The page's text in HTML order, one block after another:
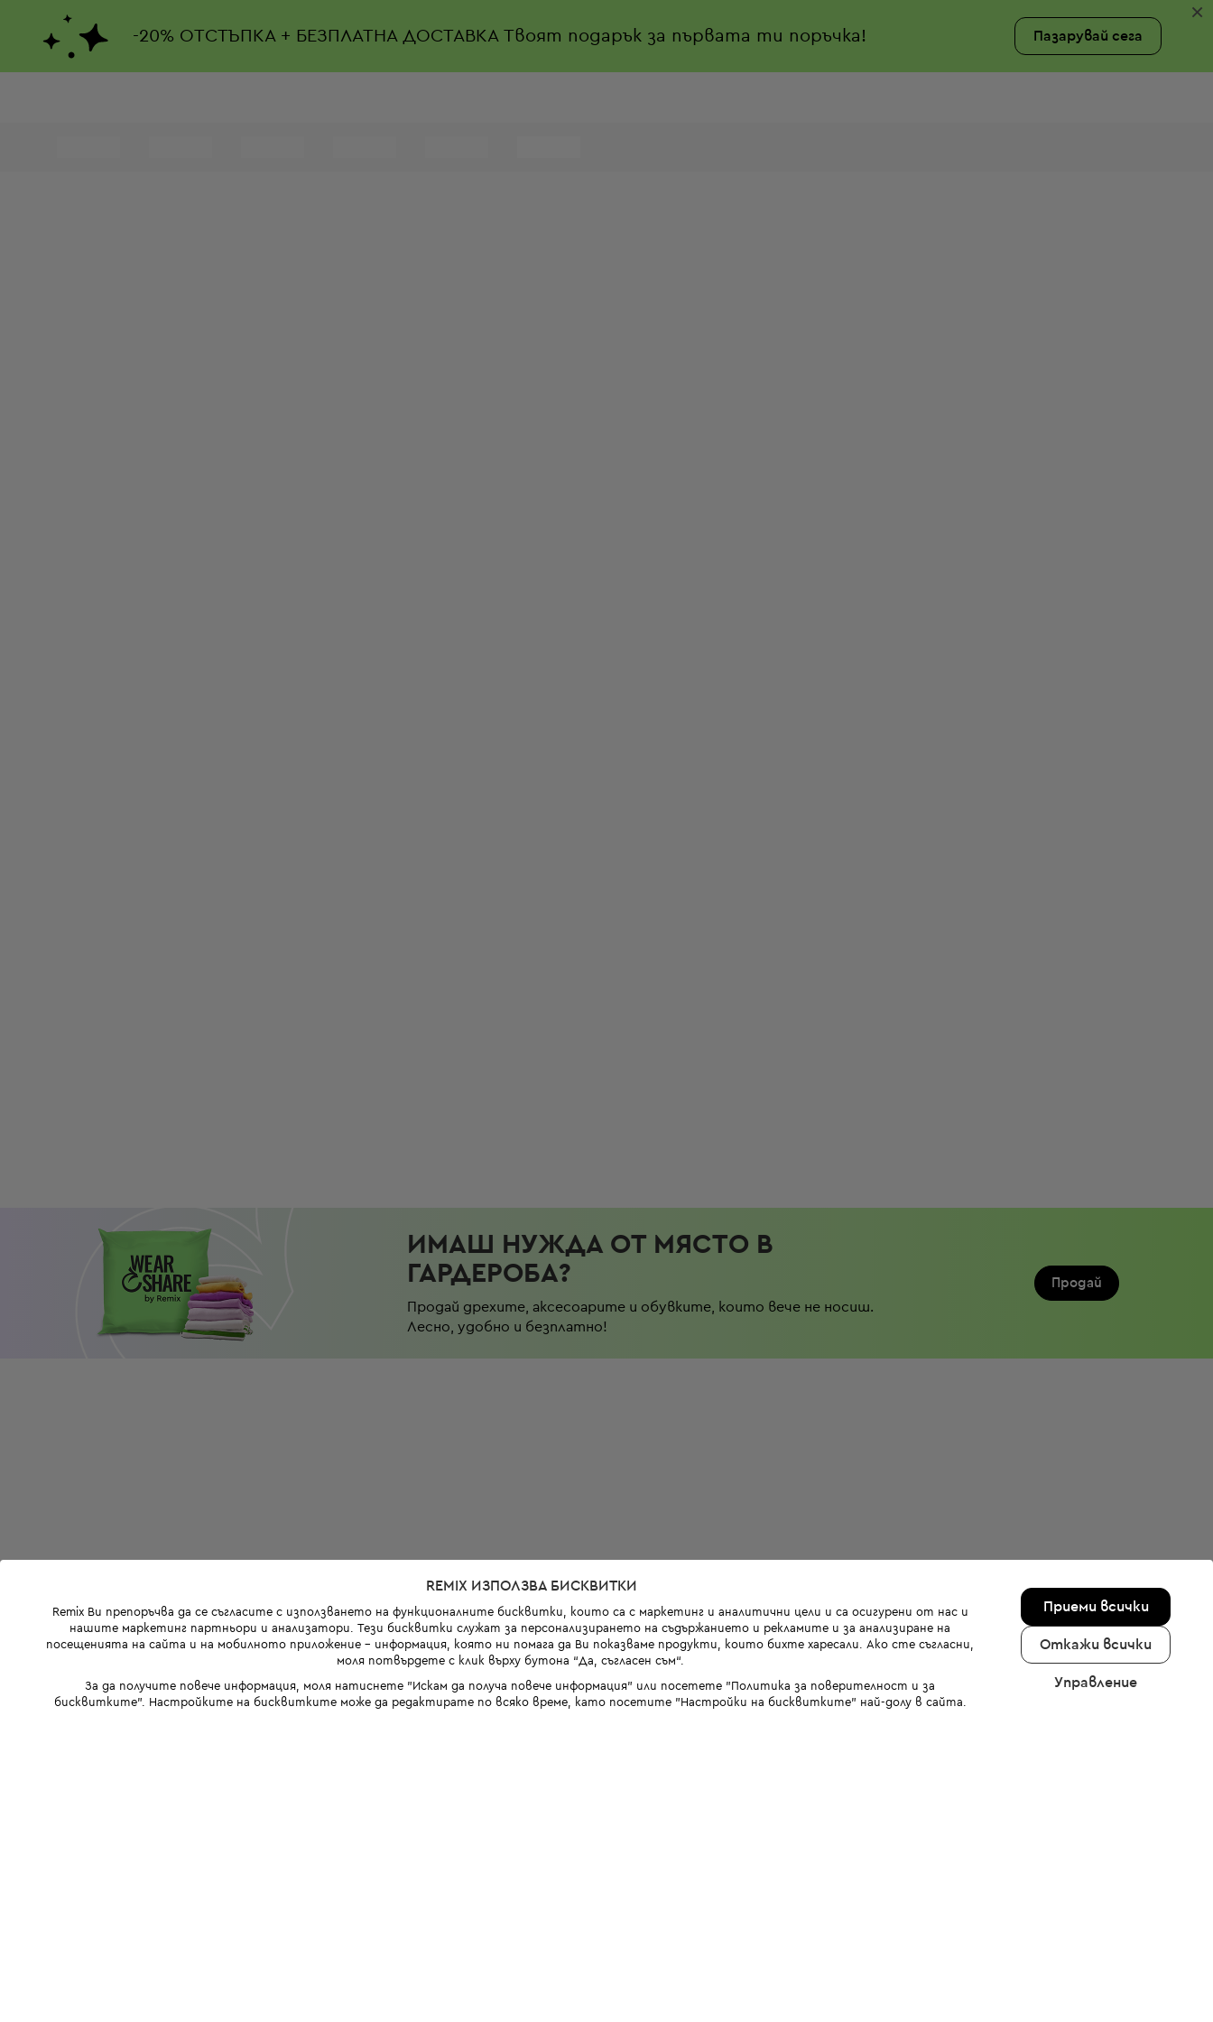
-20% ОТСТЪПКА + БЕЗПЛАТНА ДОСТАВКАТвоят подарък за първата ти поръчка! Пазарувай сега
×
ИМАШ НУЖДА ОТ МЯСТО В
ГАРДЕРОБА?
Продай дрехите, аксесоарите и обувките, които вече не носиш.
Лесно, удобно и безплатно!
Продай
REMIX ИЗПОЛЗВА БИСКВИТКИ
Remix Ви препоръчва да се съгласите с използването на функционалните бисквитки, които са с маркетинг и аналитични цели и са осигурени от нас и
нашите маркетинг партньори и анализатори. Тези бисквитки служат за персонализирането на съдържанието и рекламите и за анализиране на
посещенията на сайта и на мобилното приложение - информация, която ни помага да Ви показваме продукти, които бихте харесали. Ако сте съгласни,
моля потвърдете с клик върху бутона “Да, съгласен съм“.
За да получите повече информация, моля натиснете "Искам да получа повече информация" или посетете "Политика за поверителност и за
бисквитките". Настройките на бисквитките може да редактирате по всяко време, като посетите "Настройки на бисквитките" най-долу в сайта.
Приеми всички
Откажи всички
Управление